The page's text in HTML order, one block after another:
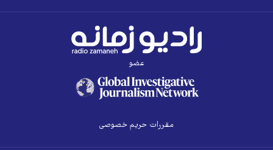
عضو
مقررات حریم خصوصی